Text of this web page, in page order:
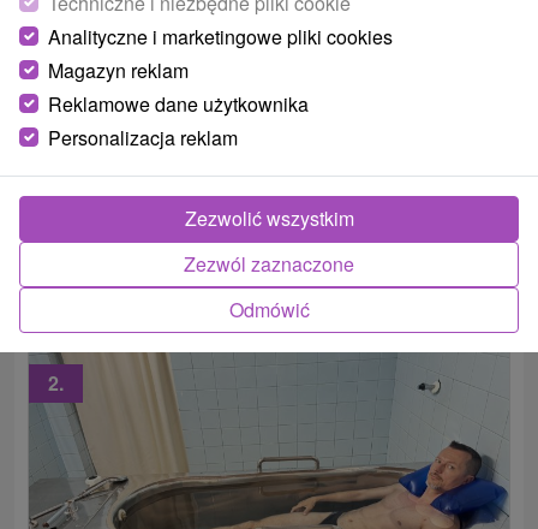
Magia relaksu i regeneracji wellness w
uzdrowisku w sercu Wyżnych Rużbach
Uzdrowisko Ružbachy
Od 2 Noce
Śniadanie I Kolacja
Cena pobytu obejmuje wstęp do Aqua Thermal
Wellness i krytego basenu. Zakres bezpłatnych
wejść zależy od wybranego rodzaju obiektu
2.
Analityczne i marketingowe pliki cookies
Magazyn reklam
Reklamowe dane użytkownika
Personalizacja reklam
Odmówić
Zezwól zaznaczone
Zezwolić wszystkim